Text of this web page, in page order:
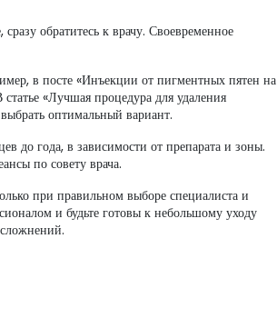
обратитесь к врачу. Своевременное
в посте «Инъекции от пигментных пятен на
«Лучшая процедура для удаления
оптимальный вариант.
до года, в зависимости от препарата и зоны.
по совету врача.
при правильном выборе специалиста и
и будьте готовы к небольшому уходу